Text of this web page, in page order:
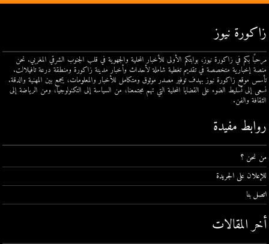
زاكورة نيوز
مرحبًا بكم في زاكورة نيوز، بوابتكم الأولى للأخبار المحلية والجهوية في قلب الجنوب الشرقي المغربي. نحن
منصة إخبارية متخصصة في تقديم تغطية شاملة لأحداث وأخبار مدينة زاكورة ومنطقة درعة تافيلالت.
تأسس موقع زاكورة نيوز بهدف توفير مصدر موثوق ومتكامل للأخبار والمعلومات، يجمع بين المهنية والدقة.
نسعى إلى تسليط الضوء على القضايا المحلية التي تهم مجتمعنا، من السياسة إلى التكنولوجيا، ومن الرياضة إلى
الثقافة والفن.
روابط مفيدة
من نحن ؟
للإعلان على الجريدة
اتصل بنا
أخر المقالات